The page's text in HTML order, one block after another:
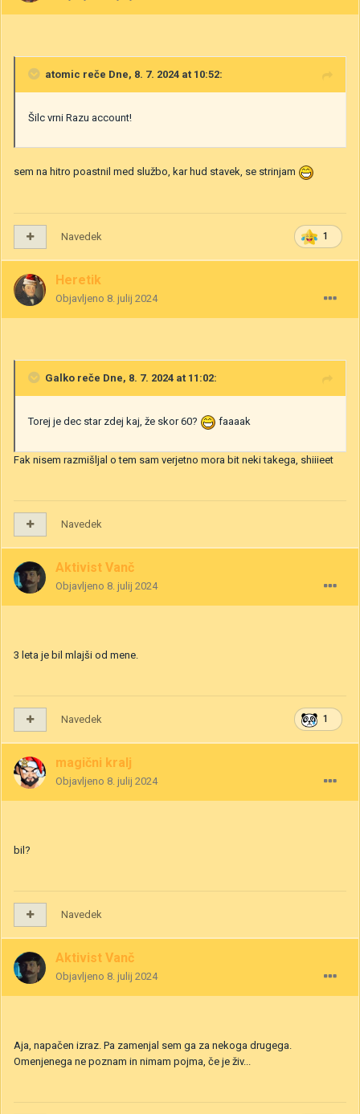
atomic reče Dne, 8. 7. 2024 at 10:52:
Šilc vrni Razu account!
sem na hitro poastnil med službo, kar hud stavek, se strinjam
1
Navedek
Heretik
Objavljeno 8. julij 2024
Galko reče Dne, 8. 7. 2024 at 11:02:
Torej je dec star zdej kaj, že skor 60? faaaak
Fak nisem razmišljal o tem sam verjetno mora bit neki takega, shiiieet
Navedek
Aktivist Vanč
Objavljeno 8. julij 2024
3 leta je bil mlajši od mene.
1
Navedek
magični kralj
Objavljeno 8. julij 2024
bil?
Navedek
Aktivist Vanč
Objavljeno 8. julij 2024
Aja, napačen izraz. Pa zamenjal sem ga za nekoga drugega.
Omenjenega ne poznam in nimam pojma, če je živ...